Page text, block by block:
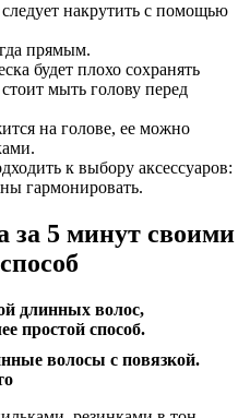
накрутить с помощью
прямым.
будет плохо сохранять
мыть голову перед
на голове, ее можно
к выбору аксессуаров:
гармонировать.
за 5 минут своими
длинных волос,
простой способ.